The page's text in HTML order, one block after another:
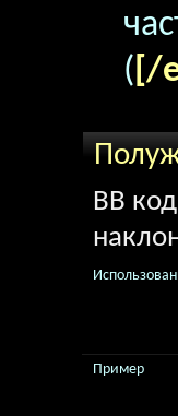
( [/
BB
Пример